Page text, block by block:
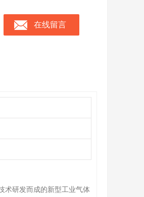
在线留言
术研发而成的新型工业气体